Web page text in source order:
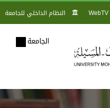
WebTV النظام الداخلي للجامعة
الجامعة